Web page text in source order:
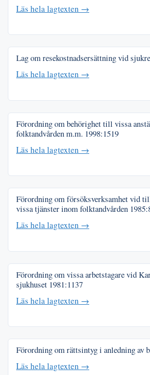
Läs hela lagtexten →
Lag om resekostnadsersättning vid
Läs hela lagtexten →
Förordning om behörighet till vissa
folktandvården m.m. 1998:1519
Läs hela lagtexten →
Förordning om försöksverksamhet vid
vissa tjänster inom folktandvården
Läs hela lagtexten →
Förordning om vissa arbetstagare vid
sjukhuset 1981:1137
Läs hela lagtexten →
Förordning om rättsintyg i anledning av
Läs hela lagtexten →